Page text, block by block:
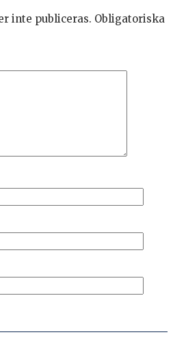
inte publiceras. Obligatoriska